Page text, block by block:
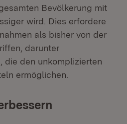
Bevölkerung mit
wird. Dies erfordere
als bisher von der
darunter
die den unkomplizierten
ermöglichen.